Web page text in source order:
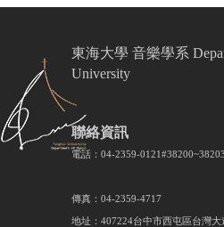
東海大學 音樂學系
University
聯絡資訊
電話：04-2359-0121#38200~38203
傳真：04-2359-4717
地址：407224台中市西屯區台灣大